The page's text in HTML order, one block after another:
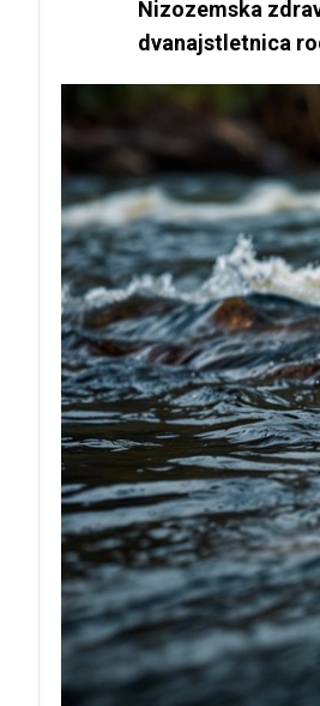
Nizozemska
dvanajstletnica